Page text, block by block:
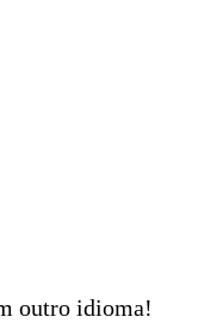
outro idioma!